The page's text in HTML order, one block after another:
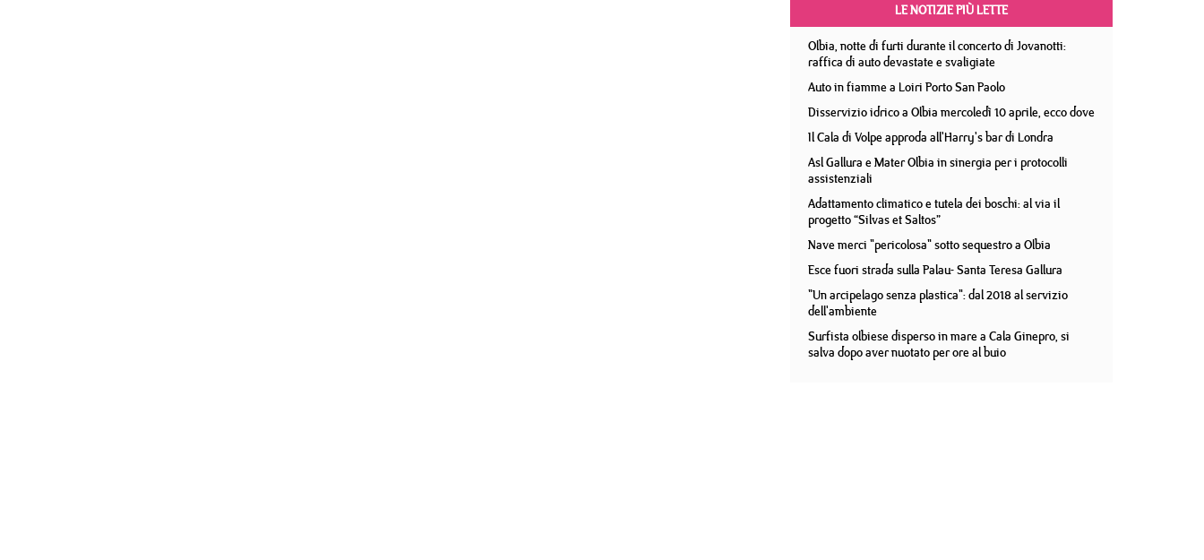
LE NOTIZIE PIÙ LETTE
Olbia, notte di furti durante il concerto di Jovanotti:
raffica di auto devastate e svaligiate
Auto in fiamme a Loiri Porto San Paolo
Disservizio idrico a Olbia mercoledì 10 aprile, ecco dove
Il Cala di Volpe approda all'Harry's bar di Londra
Asl Gallura e Mater Olbia in sinergia per i protocolli
assistenziali
Adattamento climatico e tutela dei boschi: al via il
progetto “Silvas et Saltos”
Nave merci "pericolosa" sotto sequestro a Olbia
Esce fuori strada sulla Palau- Santa Teresa Gallura
"Un arcipelago senza plastica": dal 2018 al servizio
dell'ambiente
Surfista olbiese disperso in mare a Cala Ginepro, si
salva dopo aver nuotato per ore al buio